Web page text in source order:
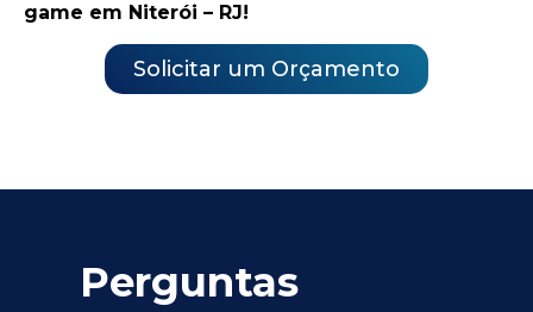
game em Niterói – RJ!
Solicitar um Orçamento
Perguntas